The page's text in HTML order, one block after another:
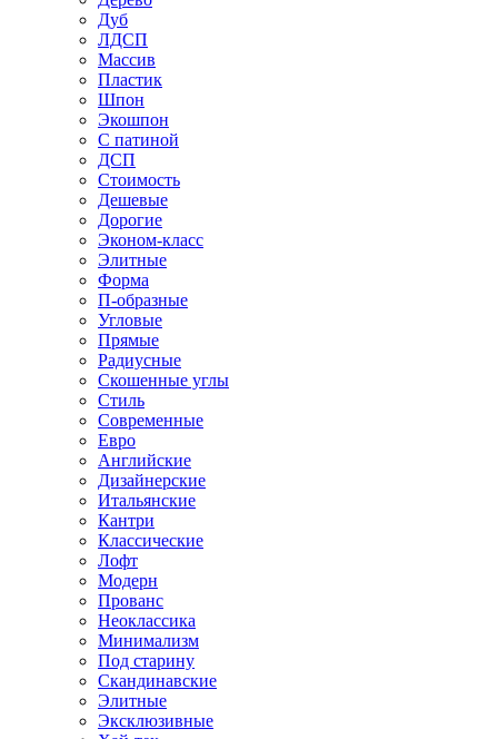
Дуб
ЛДСП
Массив
Пластик
Шпон
Экошпон
С патиной
ДСП
Стоимость
Дешевые
Дорогие
Эконом-класс
Элитные
Форма
П-образные
Угловые
Прямые
Радиусные
Скошенные углы
Стиль
Современные
Евро
Английские
Дизайнерские
Итальянские
Кантри
Классические
Лофт
Модерн
Прованс
Неоклассика
Минимализм
Под старину
Скандинавские
Элитные
Эксклюзивные